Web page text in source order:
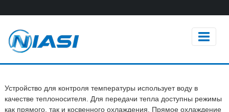
Устройство для контроля температуры использует воду в
качестве теплоносителя. Для передачи тепла доступны режимы
как прямого, так и косвенного охлаждения. Прямое охлаждение